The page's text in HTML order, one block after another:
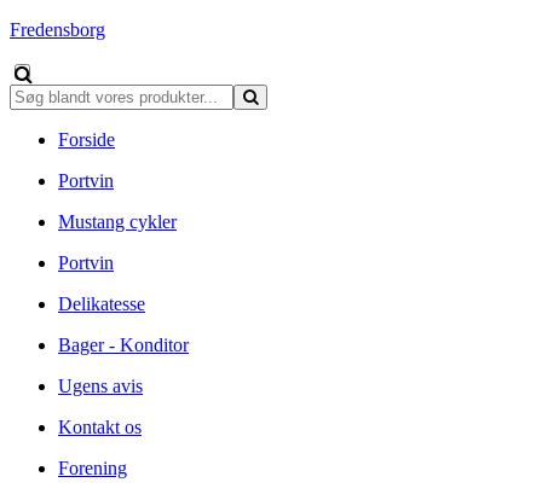
Fredensborg
Forside
Portvin
Mustang cykler
Portvin
Delikatesse
Bager - Konditor
Ugens avis
Kontakt os
Forening